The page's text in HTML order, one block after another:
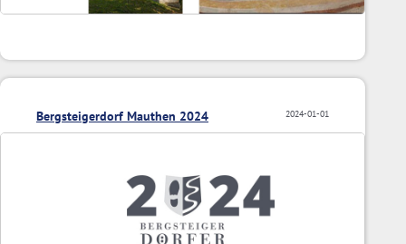
2024-01-01
Bergsteigerdorf Mauthen 2024